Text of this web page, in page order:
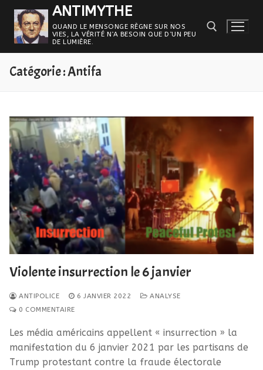
Aller
contenu
ANTIMYTHE
QUAND LE MENSONGE RÈGNE SUR NOS
VIES, LA VÉRITÉ N’A BESOIN QUE D’UN PEU
DE LUMIÈRE.
Catégorie :Antifa
Violente insurrection le 6 janvier
ANTIPOLICE 6 JANVIER 2022
ANALYSE
0 COMMENTAIRE
Les média américains appellent « insurrection » la
manifestation du 6 janvier 2021 par les partisans de
Trump protestant contre la fraude électorale